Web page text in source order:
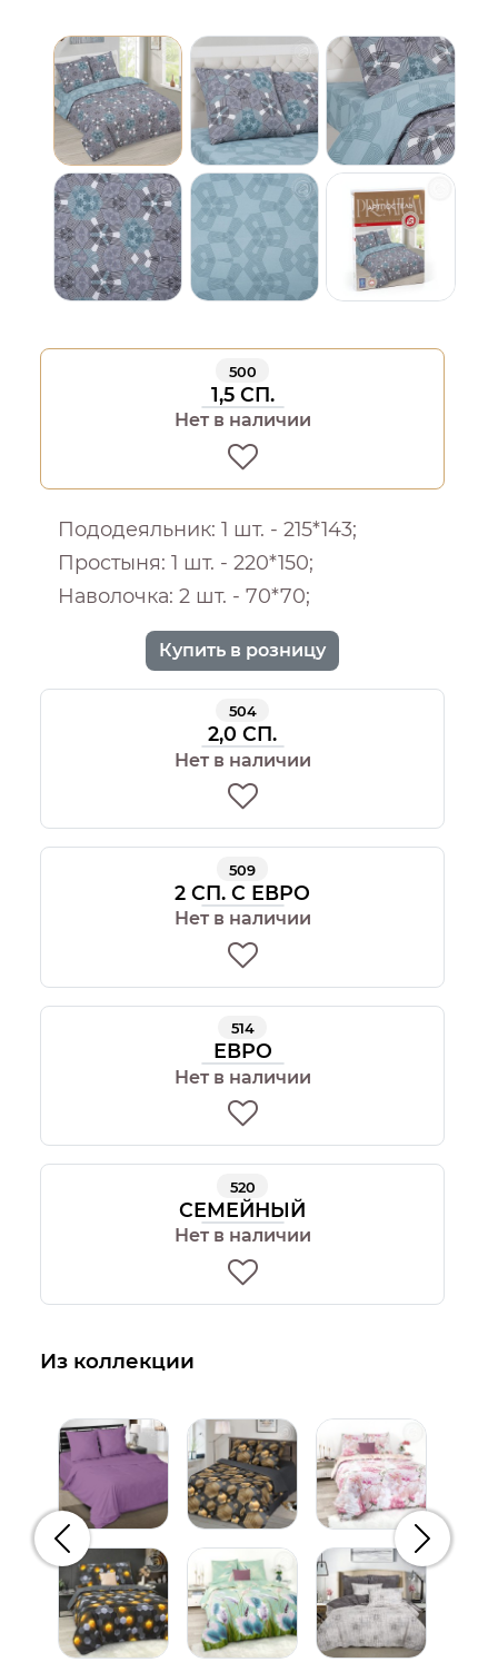
500
1,5 СП.
Нет в наличии
Пододеяльник: 1 шт. - 215*143;
Простыня: 1 шт. - 220*150;
Наволочка: 2 шт. - 70*70;
Купить в розницу
504
2,0 СП.
Нет в наличии
509
2 СП. С ЕВРО
Нет в наличии
514
ЕВРО
Нет в наличии
520
СЕМЕЙНЫЙ
Нет в наличии
Из коллекции
Предыдущий